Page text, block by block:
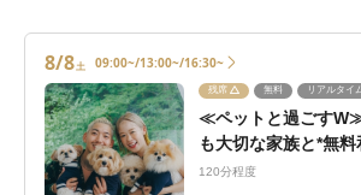
8/8土 09:00~/13:00~/16:30~
残席 無料 リアルタイ
≪ペットと過ごす
も大切な家族と*無
120分程度